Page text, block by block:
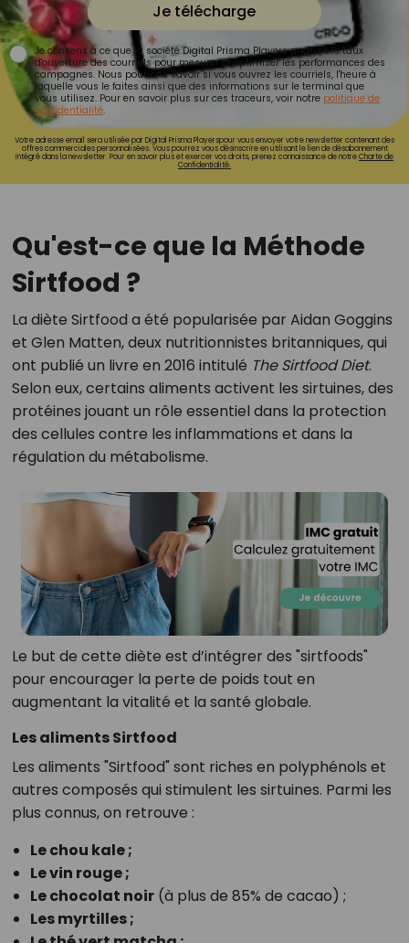
Je télécharge
Je consens à ce que la société Digital Prisma Players analyse le taux
d'ouverture des courriels pour mesurer et optimiser les performances des
campagnes. Nous pourrons savoir si vous ouvrez les courriels, l'heure à
laquelle vous le faites ainsi que des informations sur le terminal que
vous utilisez. Pour en savoir plus sur ces traceurs, voir notre politique de
confidentialité.
Votre adresse email sera utilisée par Digital Prisma Playerspour vous envoyer votre newsletter contenant des
offres commerciales personnalisées. Vous pourrez vous désinscrire en utilisant le lien de désabonnement
intégré dans la newsletter. Pour en savoir plus et exercer vos droits, prenez connaissance de notreCharte de
Confidentialité.
Qu'est-ce que la Méthode
Sirtfood ?
La diète Sirtfood a été popularisée par Aidan Goggins
et Glen Matten, deux nutritionnistes britanniques, qui
ont publié un livre en 2016 intitulé The Sirtfood Diet.
Selon eux, certains aliments activent les sirtuines, des
protéines jouant un rôle essentiel dans la protection
des cellules contre les inflammations et dans la
régulation du métabolisme.
Le but de cette diète est d’intégrer des "sirtfoods"
pour encourager la perte de poids tout en
augmentant la vitalité et la santé globale.
Les aliments Sirtfood
Les aliments "Sirtfood" sont riches en polyphénols et
autres composés qui stimulent les sirtuines. Parmi les
plus connus, on retrouve :
Le chou kale ;
Le vin rouge ;
Le chocolat noir(à plus de 85% de cacao) ;
Les myrtilles ;